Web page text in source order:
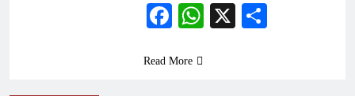
Facebook
WhatsApp
X
Read More